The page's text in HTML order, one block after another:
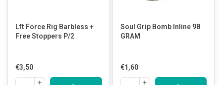
Lft Force Rig Barbless +
Free Stoppers P/2
€3,50
Soul Grip Bomb Inline 98
GRAM
€1,60